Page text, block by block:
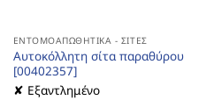
ΕΝΤΟΜΟΑΠΩΘΗΤΙΚΆ - ΣΊΤΕΣ
Αυτοκόλλητη σίτα παραθύρου
[00402357]
✘ Εξαντλημένο